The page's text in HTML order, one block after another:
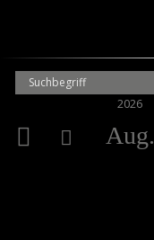
2026
Aug.